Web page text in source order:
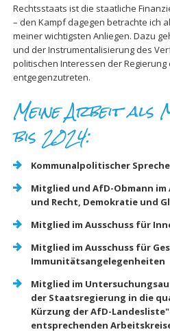
Rechtsstaats ist die staatliche
– den Kampf dagegen betrachte ich
meiner wichtigsten Anliegen. Dazu
und der Instrumentalisierung des
politischen Interessen der Regierung
entgegenzutreten.
Meine Arbeit als
bis 2024:
Kommunalpolitischer
Mitglied und AfD-Obmann
und Recht, Demokratie und
Mitglied im Ausschuss für
Mitglied im Ausschuss für
Immunitätsangelegenheiten
Mitglied im
der Staatsregierung in die
Kürzung der AfD-
entsprechenden